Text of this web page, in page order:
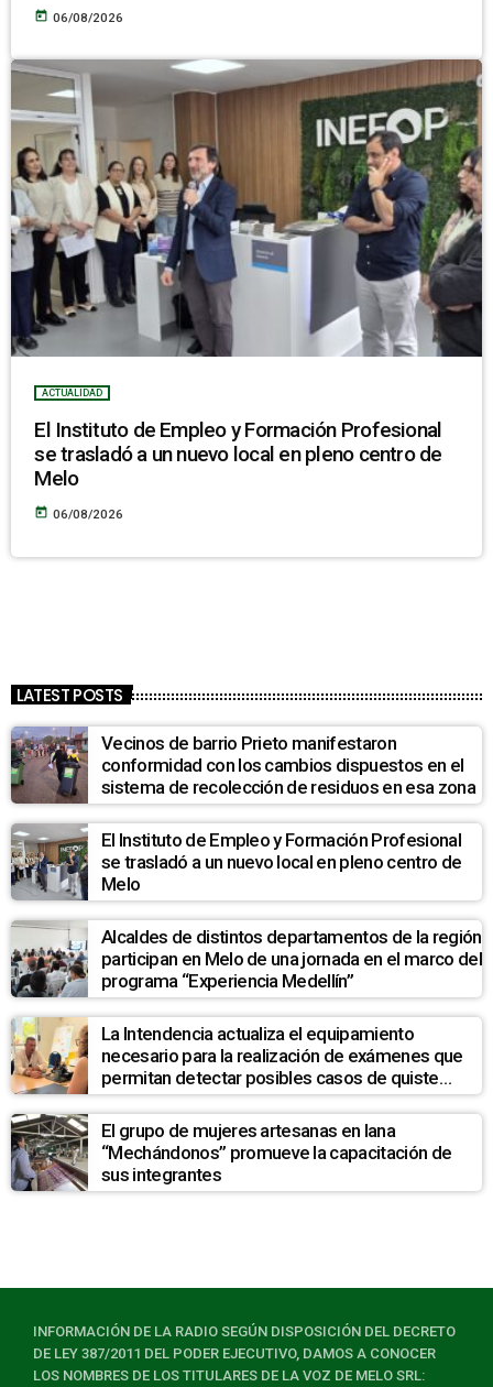
today 06/08/2026
ACTUALIDAD
El Instituto de Empleo y Formación Profesional
se trasladó a un nuevo local en pleno centro de
Melo
today 06/08/2026
LATEST POSTS
Vecinos de barrio Prieto manifestaron
conformidad con los cambios dispuestos en el
sistema de recolección de residuos en esa zona
El Instituto de Empleo y Formación Profesional
se trasladó a un nuevo local en pleno centro de
Melo
Alcaldes de distintos departamentos de la región
participan en Melo de una jornada en el marco del
programa “Experiencia Medellín”
La Intendencia actualiza el equipamiento
necesario para la realización de exámenes que
permitan detectar posibles casos de quiste
hidatídico hepático en la población de La Pedrera
El grupo de mujeres artesanas en lana
“Mechándonos” promueve la capacitación de
sus integrantes
INFORMACIÓN DE LA RADIO SEGÚN DISPOSICIÓN DEL DECRETO
DE LEY 387/2011 DEL PODER EJECUTIVO, DAMOS A CONOCER
LOS NOMBRES DE LOS TITULARES DE LA VOZ DE MELO SRL: